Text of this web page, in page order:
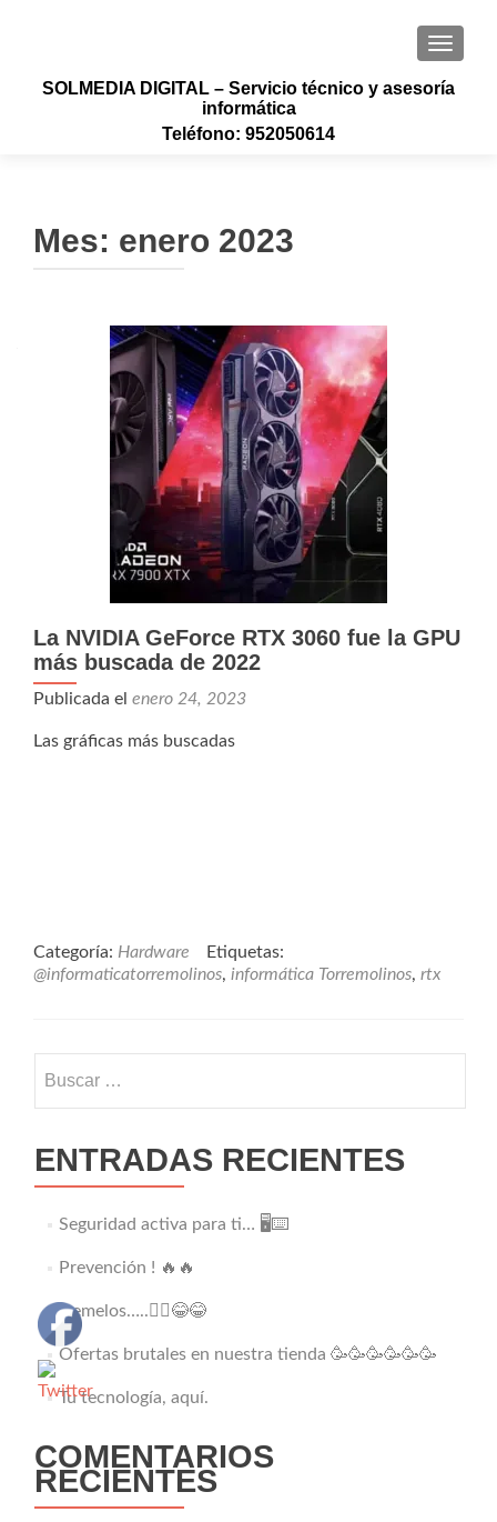
SOLMEDIA DIGITAL – Servicio técnico y asesoría
informática
Teléfono: 952050614
Mes: enero 2023
La NVIDIA GeForce RTX 3060 fue la GPU
más buscada de 2022
Publicada el enero 24, 2023
Las gráficas más buscadas
Categoría: Hardware
Etiquetas:
@informaticatorremolinos, informática Torremolinos, rtx
ENTRADAS RECIENTES
Seguridad activa para ti… 🖥️⌨️
Prevención ! 🔥🔥
Gemelos…..👯‍♂️😂😂
Ofertas brutales en nuestra tienda 🥳🥳🥳🥳🥳🥳
Tu tecnología, aquí.
COMENTARIOS
RECIENTES